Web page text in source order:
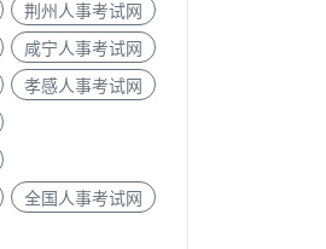
荆州人事考试网
咸宁人事考试网
孝感人事考试网
全国人事考试网